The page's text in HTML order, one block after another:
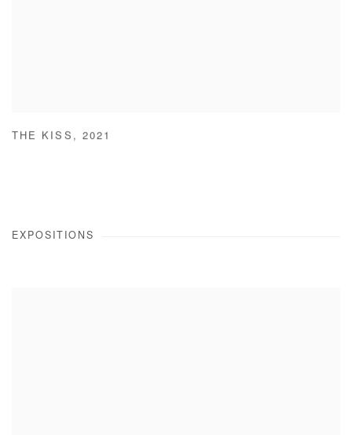
THE KISS , 2021
EXPOSITIONS